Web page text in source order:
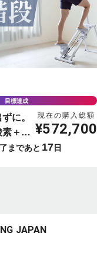
目標達成
に。
素＋筋
になる
現在の購入総額
¥572,700
まであと 17日
JAPAN